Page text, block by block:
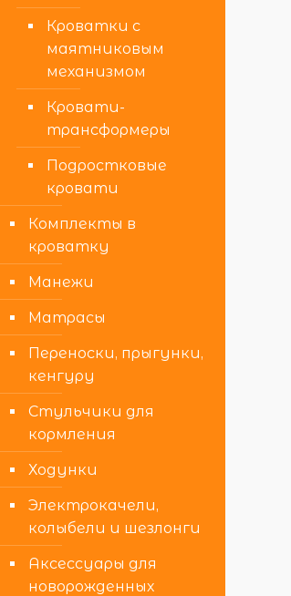
Кроватки с
маятниковым
механизмом
Кровати-
трансформеры
Подростковые
кровати
Комплекты в
кроватку
Манежи
Матрасы
Переноски, прыгунки,
кенгуру
Стульчики для
кормления
Ходунки
Электрокачели,
колыбели и шезлонги
Аксессуары для
новорожденных